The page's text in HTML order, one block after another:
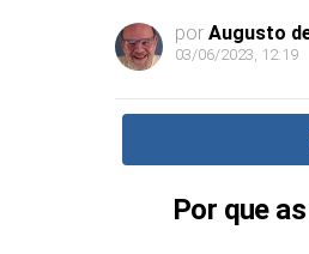
por Augusto
03/06/2023, 12:19
Por que